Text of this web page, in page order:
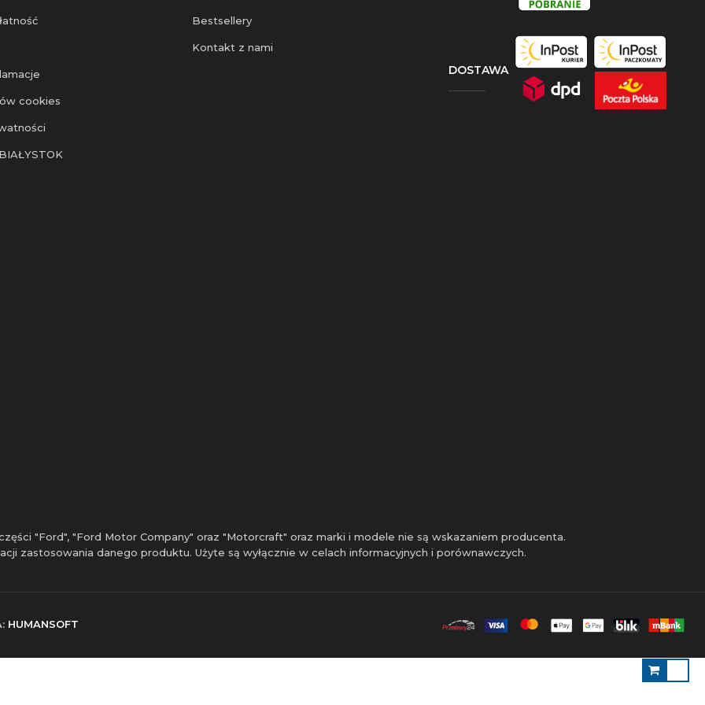
cookies
Bestsellery
Kontakt z nami
DOSTAWA
"Ford", "Ford Motor Company" oraz "Motorcraft" oraz marki i modele nie są wskazaniem producenta.
zastosowania danego produktu. Użyte są wyłącznie w celach informacyjnych i porównawczych.
HUMANSOFT